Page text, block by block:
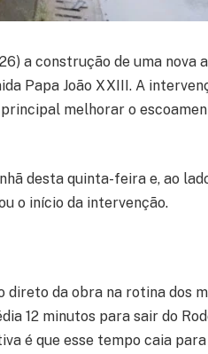
a construção de uma nova
Papa João XXIII. A
melhorar o
desta quinta-feira e, ao
o início da intervenção.
da obra na rotina dos
12 minutos para sair do
é que esse tempo caia